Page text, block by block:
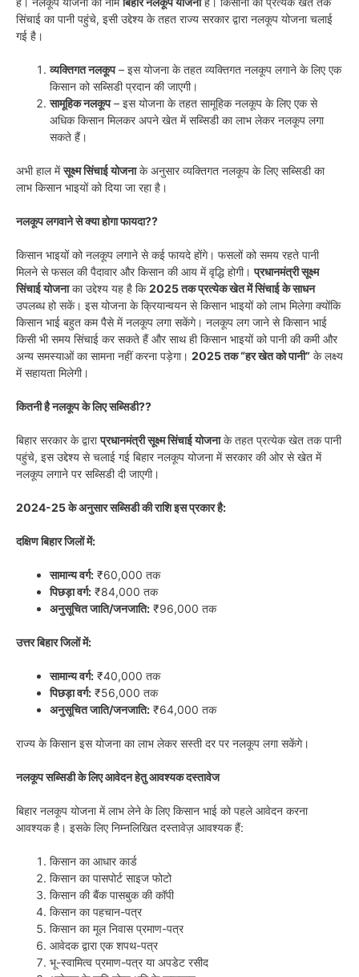
सिंचाई का पानी पहुंचे, इसी उद्देश्य के तहत राज्य सरकार द्वारा नलकूप योजना चलाई
गई है।
व्यक्तिगत नलकूप– इस योजना के तहत व्यक्तिगत नलकूप लगाने के लिए एक
किसान को सब्सिडी प्रदान की जाएगी।
सामूहिक नलकूप– इस योजना के तहत सामूहिक नलकूप के लिए एक से
अधिक किसान मिलकर अपने खेत में सब्सिडी का लाभ लेकर नलकूप लगा
सकते हैं।
अभी हाल मेंसूक्ष्म सिंचाई योजनाके अनुसार व्यक्तिगत नलकूप के लिए सब्सिडी का
लाभ किसान भाइयों को दिया जा रहा है।
नलकूप लगवाने से क्या होगा फायदा??
किसान भाइयों को नलकूप लगाने से कई फायदे होंगे। फसलों को समय रहते पानी
मिलने से फसल की पैदावार और किसान की आय में वृद्धि होगी।प्रधानमंत्री सूक्ष्म
सिंचाई योजनाका उद्देश्य यह है कि2025 तक प्रत्येक खेत में सिंचाई के साधन
उपलब्ध हो सकें। इस योजना के क्रियान्वयन से किसान भाइयों को लाभ मिलेगा क्योंकि
किसान भाई बहुत कम पैसे में नलकूप लगा सकेंगे। नलकूप लग जाने से किसान भाई
किसी भी समय सिंचाई कर सकते हैं और साथ ही किसान भाइयों को पानी की कमी और
अन्य समस्याओं का सामना नहीं करना पड़ेगा। 2025 तक “हर खेत को पानी” के लक्ष्य
में सहायता मिलेगी।
कितनी है नलकूप के लिए सब्सिडी??
बिहार सरकार के द्वाराप्रधानमंत्री सूक्ष्म सिंचाई योजनाके तहत प्रत्येक खेत तक पानी
पहुंचे, इस उद्देश्य से चलाई गई बिहार नलकूप योजना में सरकार की ओर से खेत में
नलकूप लगाने पर सब्सिडी दी जाएगी।
2024-25 के अनुसार सब्सिडी की राशि इस प्रकार है:
दक्षिण बिहार जिलों में:
सामान्य वर्ग: ₹60,000 तक
पिछड़ा वर्ग: ₹84,000 तक
अनुसूचित जाति/जनजाति: ₹96,000 तक
उत्तर बिहार जिलों में:
सामान्य वर्ग: ₹40,000 तक
पिछड़ा वर्ग: ₹56,000 तक
अनुसूचित जाति/जनजाति: ₹64,000 तक
राज्य के किसान इस योजना का लाभ लेकर सस्ती दर पर नलकूप लगा सकेंगे।
नलकूप सब्सिडी के लिए आवेदन हेतु आवश्यक दस्तावेज
बिहार नलकूप योजना में लाभ लेने के लिए किसान भाई को पहले आवेदन करना
आवश्यक है। इसके लिए निम्नलिखित दस्तावेज़ आवश्यक हैं:
किसान का आधार कार्ड
किसान का पासपोर्ट साइज फोटो
किसान की बैंक पासबुक की कॉपी
किसान का पहचान-पत्र
किसान का मूल निवास प्रमाण-पत्र
आवेदक द्वारा एक शपथ-पत्र
भू-स्वामित्व प्रमाण-पत्र या अपडेट रसीद